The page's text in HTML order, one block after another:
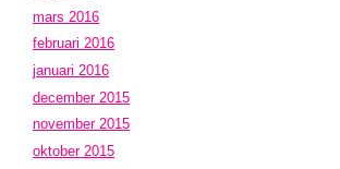
mars 2016
februari 2016
januari 2016
december 2015
november 2015
oktober 2015